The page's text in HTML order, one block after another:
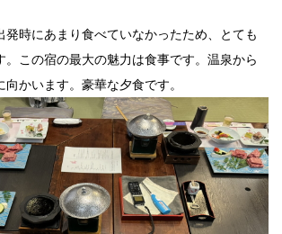
発時にあまり食べていなかったため、とても
。この宿の最大の魅力は食事です。温泉から
かいます。豪華な夕食です。